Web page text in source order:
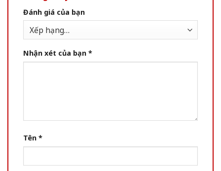
Đánh giá của bạn
Nhận xét của bạn *
Tên *